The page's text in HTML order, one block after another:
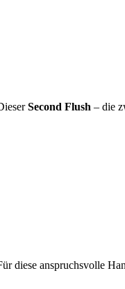
Second Flush – die
diese anspruchsvolle